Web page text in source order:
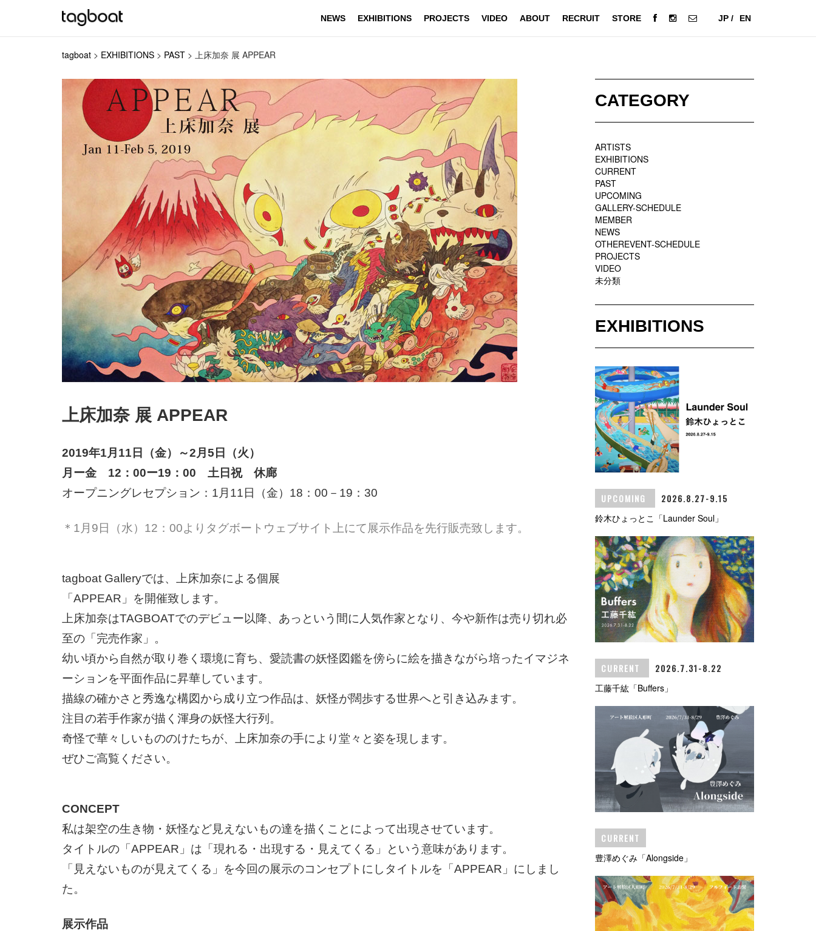
NEWS EXHIBITIONS PROJECTS VIDEO ABOUT RECRUIT STORE JP / EN
tagboat > EXHIBITIONS > PAST > 上床加奈 展 APPEAR
上床加奈 展 APPEAR
2019年1月11日（金）～2月5日（火）
月ー金 12：00ー19：00 土日祝 休廊
オープニングレセプション：1月11日（金）18：00－19：30
＊1月9日（水）12：00よりタグボートウェブサイト上にて展示作品を先行販売致します。
tagboat Galleryでは、上床加奈による個展
「APPEAR」を開催致します。
上床加奈はTAGBOATでのデビュー以降、あっという間に人気作家となり、今や新作は売り切れ必
至の「完売作家」。
幼い頃から自然が取り巻く環境に育ち、愛読書の妖怪図鑑を傍らに絵を描きながら培ったイマジネ
ーションを平面作品に昇華しています。
描線の確かさと秀逸な構図から成り立つ作品は、妖怪が闊歩する世界へと引き込みます。
注目の若手作家が描く渾身の妖怪大行列。
奇怪で華々しいもののけたちが、上床加奈の手により堂々と姿を現します。
ぜひご高覧ください。
CONCEPT
私は架空の生き物・妖怪など見えないもの達を描くことによって出現させています。
タイトルの「APPEAR」は「現れる・出現する・見えてくる」という意味があります。
「見えないものが見えてくる」を今回の展示のコンセプトにしタイトルを「APPEAR」にしまし
た。
展示作品
CATEGORY
ARTISTS
EXHIBITIONS
CURRENT
PAST
UPCOMING
GALLERY-SCHEDULE
MEMBER
NEWS
OTHEREVENT-SCHEDULE
PROJECTS
VIDEO
未分類
EXHIBITIONS
UPCOMING 2026.8.27-9.15
鈴木ひょっとこ「Launder Soul」
CURRENT 2026.7.31-8.22
工藤千紘「Buffers」
CURRENT
豊澤めぐみ「Alongside」